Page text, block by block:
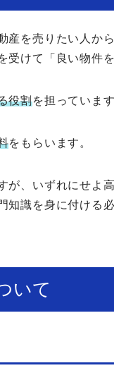
産を売りたい人か
受けて「良い物件
役割を担っています
をもらいます。
が、いずれにせよ
知識を身に付ける
いて